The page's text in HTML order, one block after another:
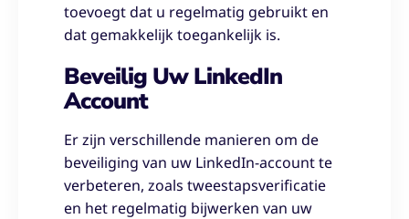
toevoegt dat u regelmatig gebruikt en
dat gemakkelijk toegankelijk is.
Beveilig Uw LinkedIn
Account
Er zijn verschillende manieren om de
beveiliging van uw LinkedIn-account te
verbeteren, zoals tweestapsverificatie
en het regelmatig bijwerken van uw